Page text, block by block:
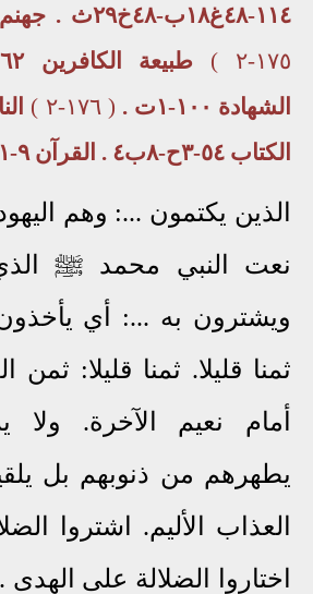
١١٤-٤٨غ١٨ب-٤٨خ٢٩ث . جهنم ١١٥-ب٢٨ب .
١٧٥-٢ )
الشهادة ١٠٠-١ت .
( ١٧٦-٢ )
الكتاب ٥٤-٣ح-٨ب٤ . القرآن ٩-١١
الذين يكتمون ...: وهم
نعت النبي محمد ﷺ
ويشترون به ...: أي
ثمنا قليلا. ثمنا قليلا: ثمن
أمام نعيم الآخرة. ولا
يطهرهم من ذنوبهم بل
العذاب الأليم. اشتروا
اختاروا الضلالة على